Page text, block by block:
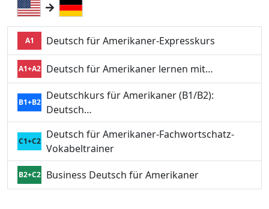
A1 Deutsch für Amerikaner-Expresskurs
A1+A2 Deutsch für Amerikaner lernen mit…
B1+B2
Deutschkurs für Amerikaner (B1/B2):
Deutsch…
C1+C2
Deutsch für Amerikaner-Fachwortschatz-
Vokabeltrainer
B2+C2 Business Deutsch für Amerikaner